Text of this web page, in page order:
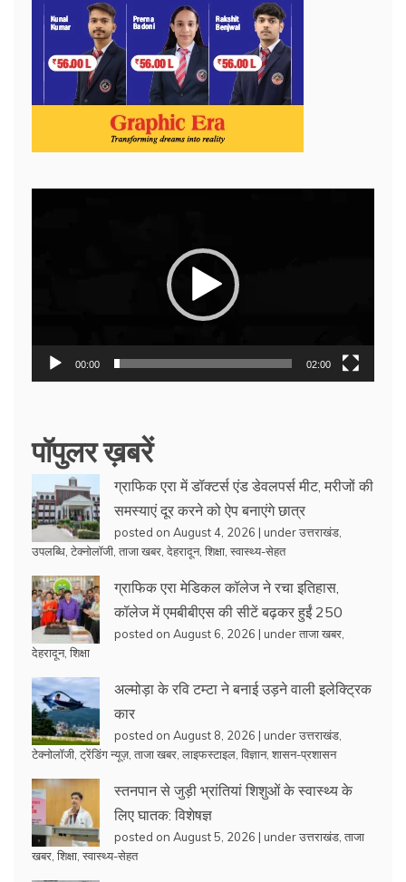
00:00 02:00
पॉपुलर ख़बरें
ग्राफिक एरा में डॉक्टर्स एंड डेवलपर्स मीट, मरीजों की
समस्याएं दूर करने को ऐप बनाएंगे छात्र
posted on August 4, 2026 | underउत्तराखंड
उपलब्धि टेक्नोलॉजी ताजा खबर देहरादून, शिक्षा स्वास्थ्य-सेहत
ग्राफिक एरा मेडिकल कॉलेज ने रचा इतिहास,
कॉलेज में एमबीबीएस की सीटें बढ़कर हुईं 250
posted on August 6, 2026 | underताजा खबर
देहरादून, शिक्षा
अल्मोड़ा के रवि टम्टा ने बनाई उड़ने वाली इलेक्ट्रिक
कार
posted on August 8, 2026 | underउत्तराखंड
टेक्नोलॉजी ट्रेंडिंग न्यूज़, ताजा खबर लाइफस्टाइल विज्ञान, शासन-प्रशासन
स्तनपान से जुड़ी भ्रांतियां शिशुओं के स्वास्थ्य के
लिए घातक: विशेषज्ञ
posted on August 5, 2026 | underउत्तराखंड ताजा
खबर शिक्षा स्वास्थ्य-सेहत